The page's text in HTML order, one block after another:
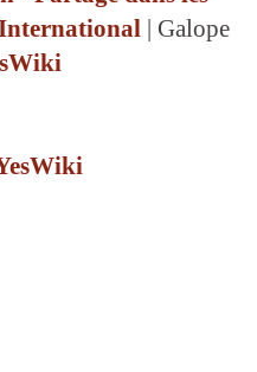
| Galope